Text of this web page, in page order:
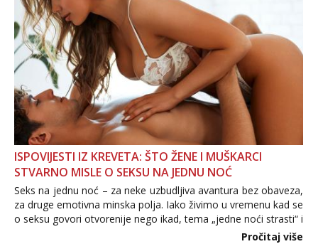
ISPOVIJESTI IZ KREVETA: ŠTO ŽENE I MUŠKARCI
STVARNO MISLE O SEKSU NA JEDNU NOĆ
Seks na jednu noć – za neke uzbudljiva avantura bez obaveza,
za druge emotivna minska polja. Iako živimo u vremenu kad se
o seksu govori otvorenije nego ikad, tema „jedne noći strasti“ i
dalje izaziva burne rasprave. Što zapravo misle žene, a što
Pročitaj više